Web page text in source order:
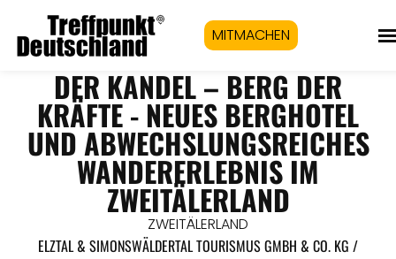
MITMACHEN
DER KANDEL – BERG DER
KRÄFTE - NEUES BERGHOTEL
UND ABWECHSLUNGSREICHES
WANDERERLEBNIS IM
ZWEITÄLERLAND
ZWEITÄLERLAND
ELZTAL & SIMONSWÄLDERTAL TOURISMUS GMBH & CO. KG /